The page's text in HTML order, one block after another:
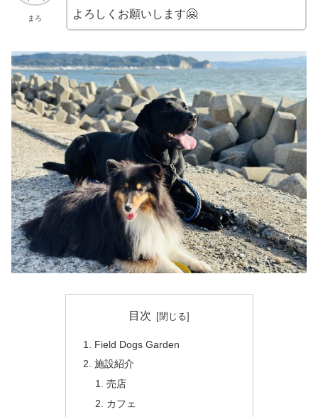
まろ
よろしくお願いします🤗
目次
Field Dogs Garden
施設紹介
売店
カフェ